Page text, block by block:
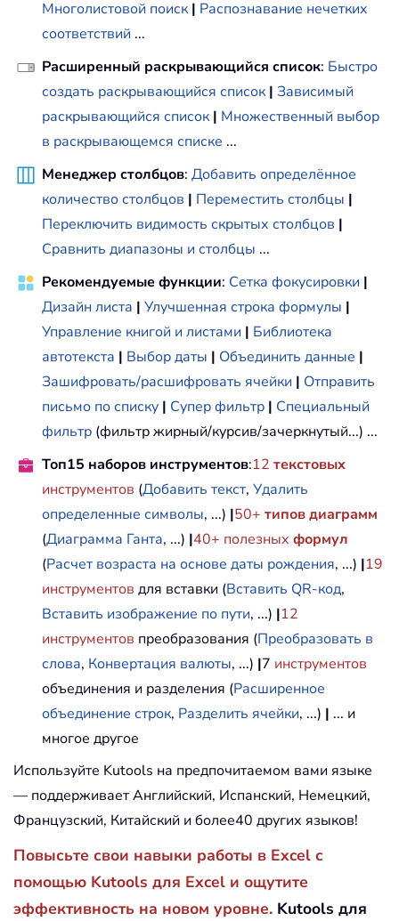
Многолистовой поиск | Распознавание нечетких
соответствий ...
Расширенный раскрывающийся список: Быстро
создать раскрывающийся список | Зависимый
раскрывающийся список | Множественный выбор
в раскрывающемся списке ...
Менеджер столбцов: Добавить определённое
количество столбцов | Переместить столбцы |
Переключить видимость скрытых столбцов |
Сравнить диапазоны и столбцы ...
Рекомендуемые функции: Сетка фокусировки |
Дизайн листа | Улучшенная строка формулы |
Управление книгой и листами | Библиотека
автотекста | Выбор даты | Объединить данные |
Зашифровать/расшифровать ячейки | Отправить
письмо по списку | Супер фильтр | Специальный
фильтр (фильтр жирный/курсив/зачеркнутый...) ...
Топ15 наборов инструментов:12 текстовых
инструментов (Добавить текст, Удалить
определенные символы, ...) |50+ типов диаграмм
(Диаграмма Ганта, ...) |40+ полезных формул
(Расчет возраста на основе даты рождения, ...) |19
инструментов для вставки (Вставить QR-код,
Вставить изображение по пути, ...) |12
инструментов преобразования (Преобразовать в
слова, Конвертация валюты, ...) |7 инструментов
объединения и разделения (Расширенное
объединение строк, Разделить ячейки, ...) | ... и
многое другое
Используйте Kutools на предпочитаемом вами языке
— поддерживает Английский, Испанский, Немецкий,
Французский, Китайский и более40 других языков!
Повысьте свои навыки работы в Excel с
помощью Kutools для Excel и ощутите
эффективность на новом уровне. Kutools для